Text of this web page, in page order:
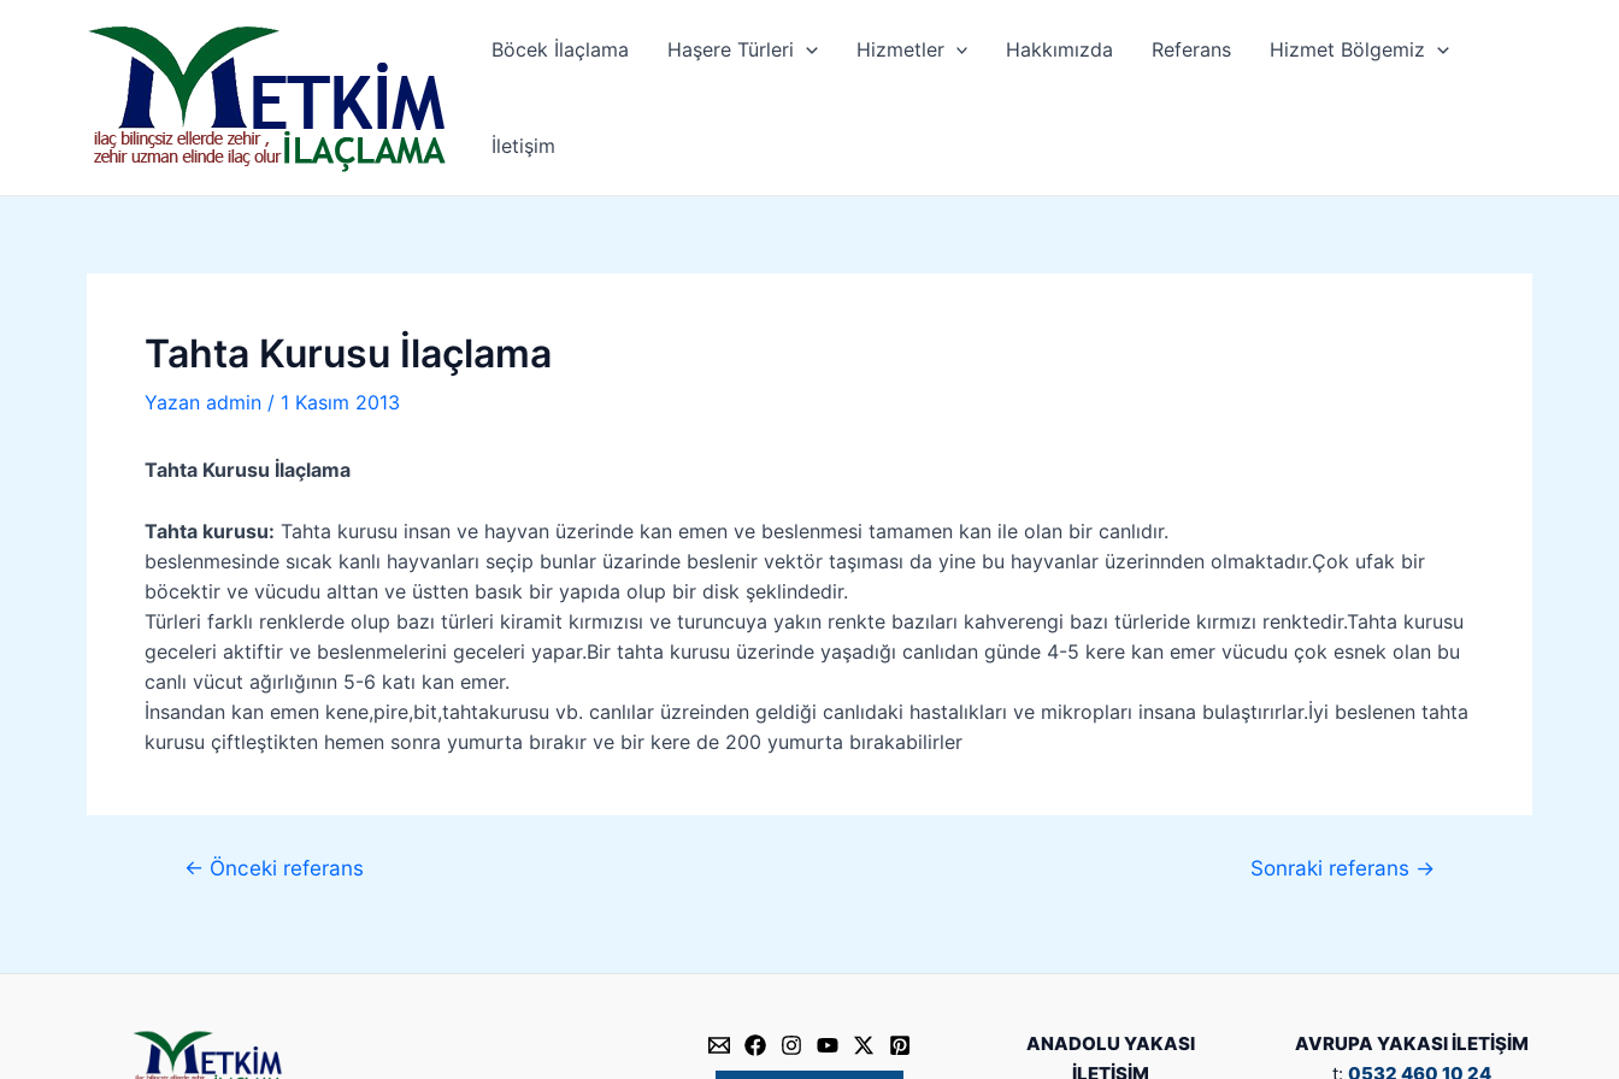
Böcek İlaçlama Haşere Türleri Hizmetler Hakkımızda Referans Hizmet Bölgemiz
İletişim
Tahta Kurusu İlaçlama
Yazan admin / 1 Kasım 2013
Tahta Kurusu İlaçlama
Tahta kurusu: Tahta kurusu insan ve hayvan üzerinde kan emen ve beslenmesi tamamen kan ile olan bir canlıdır.
beslenmesinde sıcak kanlı hayvanları seçip bunlar üzarinde beslenir vektör taşıması da yine bu hayvanlar üzerinnden olmaktadır.Çok ufak bir
böcektir ve vücudu alttan ve üstten basık bir yapıda olup bir disk şeklindedir.
Türleri farklı renklerde olup bazı türleri kiramit kırmızısı ve turuncuya yakın renkte bazıları kahverengi bazı türleride kırmızı renktedir.Tahta kurusu
geceleri aktiftir ve beslenmelerini geceleri yapar.Bir tahta kurusu üzerinde yaşadığı canlıdan günde 4-5 kere kan emer vücudu çok esnek olan bu
canlı vücut ağırlığının 5-6 katı kan emer.
İnsandan kan emen kene,pire,bit,tahtakurusu vb. canlılar üzreinden geldiği canlıdaki hastalıkları ve mikropları insana bulaştırırlar.İyi beslenen tahta
kurusu çiftleştikten hemen sonra yumurta bırakır ve bir kere de 200 yumurta bırakabilirler
gezinmesi
← Önceki referans Sonraki referans →
ANADOLU YAKASI
İLETİŞİM
AVRUPA YAKASI İLETİŞİM
t: 0532 460 10 24